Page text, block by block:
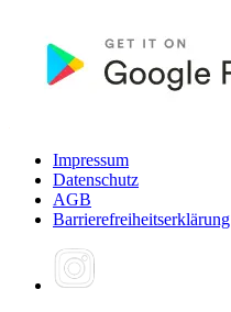
Impressum
Datenschutz
AGB
Barrierefreiheitserklärung